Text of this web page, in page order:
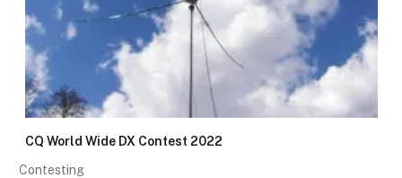
CQ World Wide DX Contest 2022
Contesting